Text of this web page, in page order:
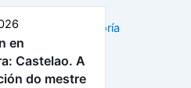
en
Castelao. A
do mestre